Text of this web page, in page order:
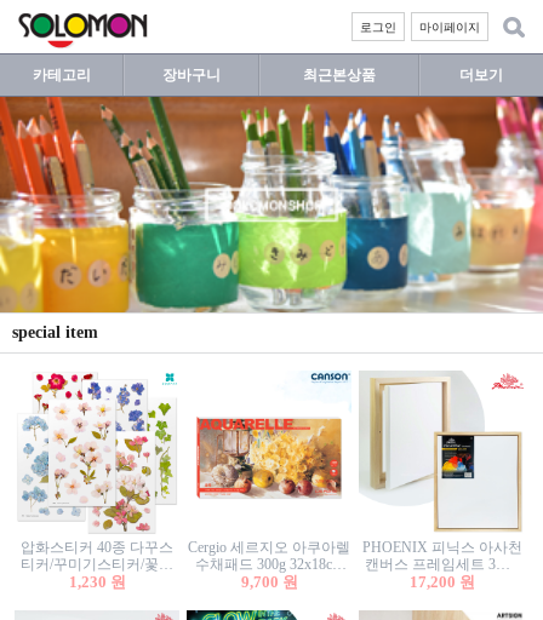
마이페이지
로그인
카테고리 장바구니 최근본상품 더보기
special item
압화스티커 40종 다꾸스
티커/꾸미기스티커/꽃스
티커/압화꽃책갈피/팬시
1,230 원
Cergio 세르지오 아쿠아렐
수채패드 300g 32x18cm
12매 1면제본
9,700 원
PHOENIX 피닉스 아사천
캔버스 프레임세트 3호F
27.3x22cm 캔버스와 올림
17,200 원